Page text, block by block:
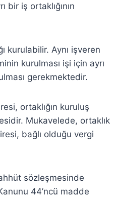
bir iş ortaklığının
kurulabilir. Aynı işveren
kurulması işi için ayrı
gerekmektedir.
ortaklığın kuruluş
Mukavelede, ortaklık
bağlı olduğu vergi
sözleşmesinde
44’ncü madde